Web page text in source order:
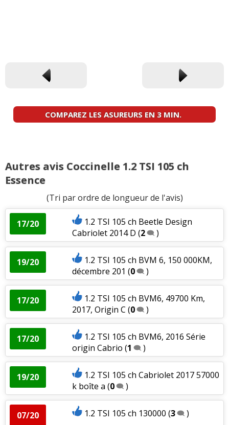
COMPAREZ LES ASUREURS EN 3 MIN.
Autres avis Coccinelle 1.2 TSI 105 ch
Essence
(Tri par ordre de longueur de l'avis)
17/20
1.2 TSI 105 ch Beetle Design
Cabriolet 2014 D (2 )
19/20
1.2 TSI 105 ch BVM 6, 150 000KM,
décembre 201 (0 )
17/20
1.2 TSI 105 ch BVM6, 49700 Km,
2017, Origin C (0 )
17/20
1.2 TSI 105 ch BVM6, 2016 Série
origin Cabrio (1 )
19/20
1.2 TSI 105 ch Cabriolet 2017 57000
k boîte a (0 )
07/20 1.2 TSI 105 ch 130000 (3 )